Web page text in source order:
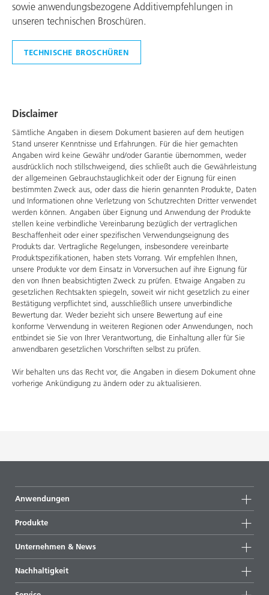
sowie anwendungsbezogene Additivempfehlungen in
unseren technischen Broschüren.
TECHNISCHE BROSCHÜREN
Disclaimer
Sämtliche Angaben in diesem Dokument basieren auf dem heutigen
Stand unserer Kenntnisse und Erfahrungen. Für die hier gemachten
Angaben wird keine Gewähr und/oder Garantie übernommen, weder
ausdrücklich noch stillschweigend, dies schließt auch die Gewährleistung
der allgemeinen Gebrauchstauglichkeit oder der Eignung für einen
bestimmten Zweck aus, oder dass die hierin genannten Produkte, Daten
und Informationen ohne Verletzung von Schutzrechten Dritter verwendet
werden können. Angaben über Eignung und Anwendung der Produkte
stellen keine verbindliche Vereinbarung bezüglich der vertraglichen
Beschaffenheit oder einer spezifischen Verwendungseignung des
Produkts dar. Vertragliche Regelungen, insbesondere vereinbarte
Produktspezifikationen, haben stets Vorrang. Wir empfehlen Ihnen,
unsere Produkte vor dem Einsatz in Vorversuchen auf ihre Eignung für
den von Ihnen beabsichtigten Zweck zu prüfen. Etwaige Angaben zu
gesetzlichen Rechtsakten spiegeln, soweit wir nicht gesetzlich zu einer
Bestätigung verpflichtet sind, ausschließlich unsere unverbindliche
Bewertung dar. Weder bezieht sich unsere Bewertung auf eine
konforme Verwendung in weiteren Regionen oder Anwendungen, noch
entbindet sie Sie von Ihrer Verantwortung, die Einhaltung aller für Sie
anwendbaren gesetzlichen Vorschriften selbst zu prüfen.
Wir behalten uns das Recht vor, die Angaben in diesem Dokument ohne
vorherige Ankündigung zu ändern oder zu aktualisieren.
Anwendungen
Produkte
Alle Produkte
Highlights
Unternehmen & News
News
Nachhaltigkeit